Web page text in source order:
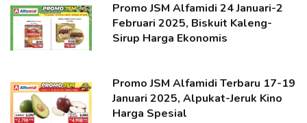
Promo JSM Alfamidi 24 Januari-2
Februari 2025, Biskuit Kaleng-
Sirup Harga Ekonomis
Promo JSM Alfamidi Terbaru 17-19
Januari 2025, Alpukat-Jeruk Kino
Harga Spesial